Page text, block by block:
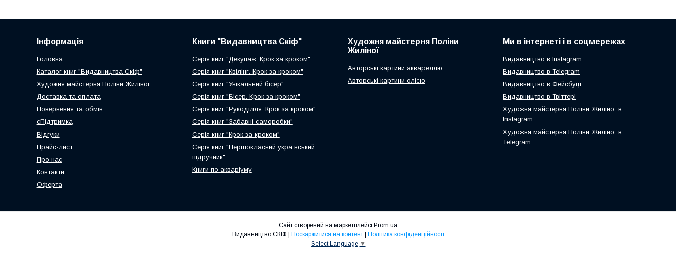
Інформація
Головна
Каталог книг "Видавництва Скіф"
Художня майстерня Поліни Жиліної
Доставка та оплата
Повернення та обмін
єПідтримка
Відгуки
Прайс-лист
Про нас
Контакти
Оферта
Книги "Видавництва Скіф"
Серія книг "Декупаж. Крок за кроком"
Серія книг "Квілінг. Крок за кроком"
Серія книг "Унікальний бісер"
Серія книг "Бісер. Крок за кроком"
Серія книг "Рукоділля. Крок за кроком"
Серія книг "Забавні саморобки"
Серія книг "Крок за кроком"
Серія книг "Першокласний український
підручник"
Книги по акваріуму
Художня майстерня Поліни
Жиліної
Авторські картини аквареллю
Авторські картини олією
Ми в інтернеті і в соцмережах
Видавництво в Instagram
Видавництво в Telegram
Видавництво в Фейсбуці
Видавництво в Твіттері
Художня майстерня Поліни Жиліної в
Instagram
Художня майстерня Поліни Жиліної в
Telegram
Сайт створений на маркетплейсі Prom.ua
Поскаржитися на контент
Політика конфіденційності
Select Language ▼